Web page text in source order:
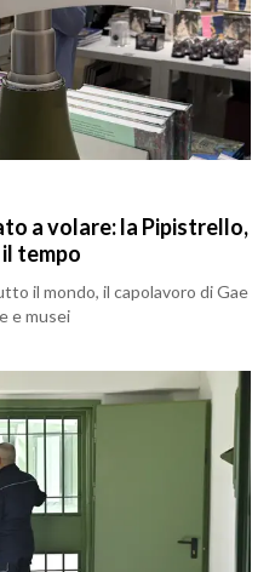
a volare: la Pipistrello,
tempo
il mondo, il capolavoro di Gae
e musei